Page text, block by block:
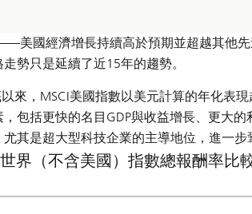
美國經濟增長持續高於預期並超越其他
勢只是延續了近15年的趨勢。
來，MSCI美國指數以美元計算的年化表
包括更快的名目GDP與收益增長、更大
其是超大型科技企業的主導地位，進一步
界（不含美國）指數總報酬率比